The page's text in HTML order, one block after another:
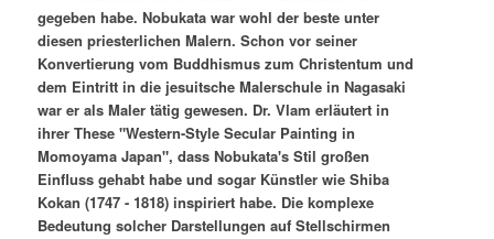
gegeben habe. Nobukata war wohl der beste unter
diesen priesterlichen Malern. Schon vor seiner
Konvertierung vom Buddhismus zum Christentum und
dem Eintritt in die jesuitsche Malerschule in Nagasaki
war er als Maler tätig gewesen. Dr. Vlam erläutert in
ihrer These "Western-Style Secular Painting in
Momoyama Japan", dass Nobukata's Stil großen
Einfluss gehabt habe und sogar Künstler wie Shiba
Kokan (1747 - 1818) inspiriert habe. Die komplexe
Bedeutung solcher Darstellungen auf Stellschirmen